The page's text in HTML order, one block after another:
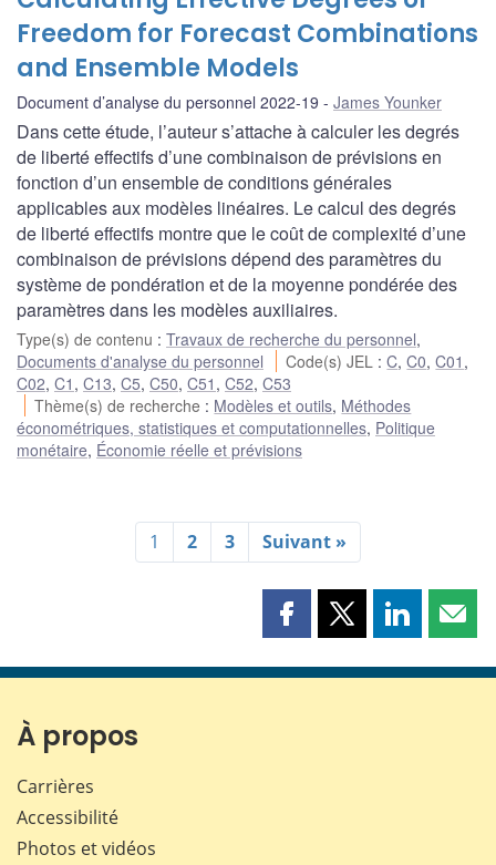
Freedom for Forecast Combinations
and Ensemble Models
Document d’analyse du personnel 2022-19 James Younker
Dans cette étude, l’auteur s’attache à calculer les degrés
de liberté effectifs d’une combinaison de prévisions en
fonction d’un ensemble de conditions générales
applicables aux modèles linéaires. Le calcul des degrés
de liberté effectifs montre que le coût de complexité d’une
combinaison de prévisions dépend des paramètres du
système de pondération et de la moyenne pondérée des
paramètres dans les modèles auxiliaires.
Type(s) de contenu : Travaux de recherche du personnel,
Documents d'analyse du personnel
Code(s) JEL :C,C0,C01 ,
C02, C1 , C13, C5, C50, C51 , C52, C53
Thème(s) de recherche : Modèles et outils, Méthodes
économétriques, statistiques et computationnelles, Politique
monétaire, Économie réelle et prévisions
1 2 3 Suivant »
Partager
page
Partager
page
Partager
page page
À propos
Carrières
Accessibilité
Photos et vidéos